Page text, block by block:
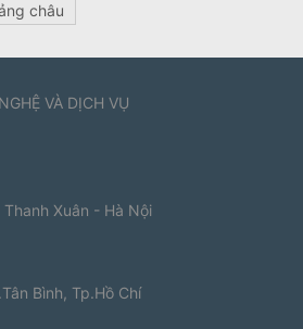
châu
VÀ DỊCH VỤ
Xuân - Hà Nội
Bình, Tp.Hồ Chí